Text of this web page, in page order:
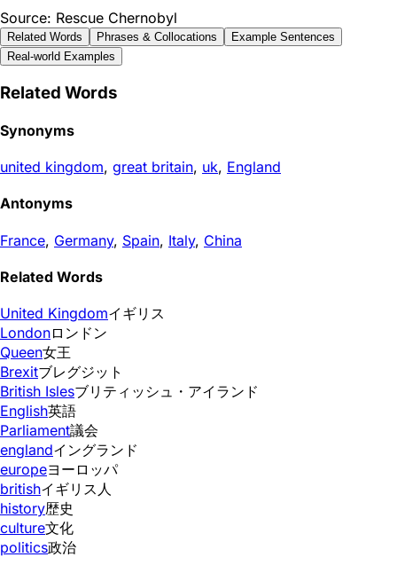
Source: Rescue Chernobyl
Related Words Phrases & Collocations
Example Sentences
Real-world Examples
Related Words
Synonyms
united kingdom, great britain, uk, England
Antonyms
France, Germany, Spain, Italy, China
Related Words
United Kingdomイギリス
Londonロンドン
Queen女王
Brexitブレグジット
British Islesブリティッシュ・アイランド
English英語
Parliament議会
englandイングランド
europeヨーロッパ
britishイギリス人
history歴史
culture文化
politics政治